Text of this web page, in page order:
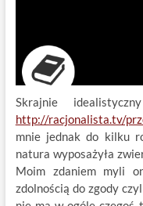
Skrajnie
http://racjonalista.tv/
mnie jednak do kilku
natura wyposażyła
Moim zdaniem myli
zdolnością do zgody